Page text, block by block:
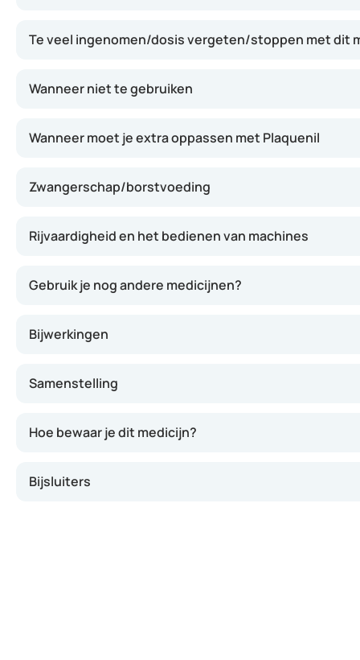
Te veel ingenomen/dosis vergeten/stoppen met dit
Wanneer niet te gebruiken
Wanneer moet je extra oppassen met Plaquenil
Zwangerschap/borstvoeding
Rijvaardigheid en het bedienen van machines
Gebruik je nog andere medicijnen?
Bijwerkingen
Samenstelling
Hoe bewaar je dit medicijn?
Bijsluiters